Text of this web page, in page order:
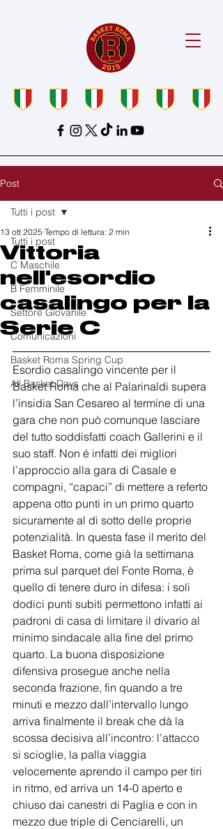
Post
Tutti i post
C Maschile
B Femminile
Settore Giovanile
Comunicazioni
Basket Roma Spring Cup
All Basket Days
Tutti i post
Vittoria
nell'esordio
casalingo per la
Serie C
13 ott 2025 Tempo di lettura: 2 min
Esordio casalingo vincente per il
Basket Roma che al Palarinaldi supera
l’insidia San Cesareo al termine di una
gara che non può comunque lasciare
del tutto soddisfatti coach Gallerini e il
suo staff. Non é infatti dei migliori
l’approccio alla gara di Casale e
compagni, “capaci” di mettere a referto
appena otto punti in un primo quarto
sicuramente al di sotto delle proprie
potenzialità. In questa fase il merito del
Basket Roma, come già la settimana
prima sul parquet del Fonte Roma, è
quello di tenere duro in difesa: i soli
dodici punti subiti permettono infatti ai
padroni di casa di limitare il divario al
minimo sindacale alla fine del primo
quarto. La buona disposizione
difensiva prosegue anche nella
seconda frazione, fin quando a tre
minuti e mezzo dall’intervallo lungo
arriva finalmente il break che dà la
scossa decisiva all’incontro: l’attacco
si scioglie, la palla viaggia
velocemente aprendo il campo per tiri
in ritmo, ed arriva un 14-0 aperto e
chiuso dai canestri di Paglia e con in
mezzo due triple di Cenciarelli, un